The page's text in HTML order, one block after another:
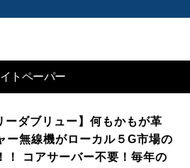
トペーパー
ーダブリュー】何もかもが革
ー無線機がローカル５G市場の
！ コアサーバー不要！毎年の